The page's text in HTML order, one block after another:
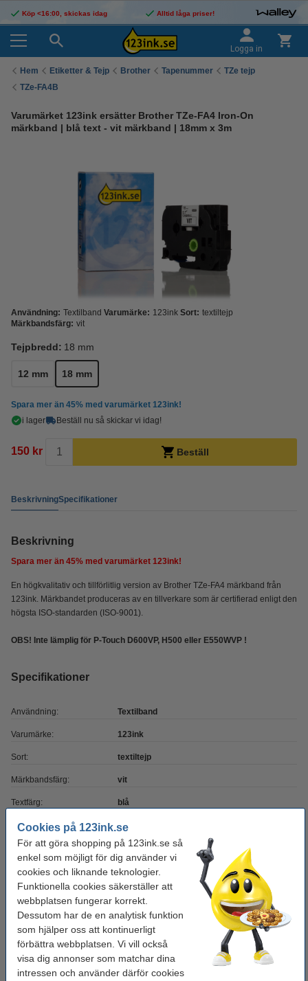
Cookies på 123ink.se
För att göra shopping på 123ink.se så
enkel som möjligt för dig använder vi
cookies och liknande teknologier.
Funktionella cookies säkerställer att
webbplatsen fungerar korrekt.
Dessutom har de en analytisk funktion
som hjälper oss att kontinuerligt
förbättra webbplatsen. Vi vill också
visa dig annonser som matchar dina
intressen och använder därför cookies
Köp <16:00, skickas idag Alltid låga priser!
Logga in
Hem Etiketter & Tejp Brother Tapenummer
TZe tejp
TZe-FA4B
Varumärket 123ink ersätter Brother TZe-FA4 Iron-On
märkband | blå text - vit märkband | 18mm x 3m
Användning: Textilband Varumärke: 123ink Sort: textiltejp
Märkbandsfärg: vit
Tejpbredd: 18 mm
12 mm 18 mm
Spara mer än 45% med varumärket 123ink!
i lager
Beställ nu så skickar vi idag!
150 kr Beställ
BeskrivningSpecifikationer
Beskrivning
Spara mer än 45% med varumärket 123ink!
En högkvalitativ och tillförlitlig version av Brother TZe-FA4 märkband från
123ink. Märkbandet produceras av en tillverkare som är certifierad enligt den
högsta ISO-standarden (ISO-9001).
OBS! Inte lämplig för P-Touch D600VP, H500 eller E550WVP !
Specifikationer
Användning: Textilband
Varumärke: 123ink
Sort: textiltejp
Märkbandsfärg: vit
Textfärg: blå
Tejpbredd: 18 mm
Tejplängd: 3 meter
Vårt artikelnr: 080911
Tips
Vi råder er att beställa denna produkt istället för originalprodukten!